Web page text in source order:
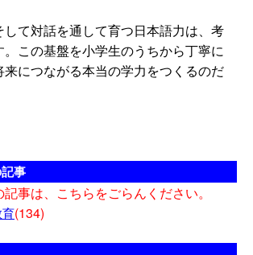
て対話を通して育つ日本語力は、考
。この基盤を小学生のうちから丁寧に
につながる本当の学力をつくるのだ
事
事は、こちらをごらんください。
(134)